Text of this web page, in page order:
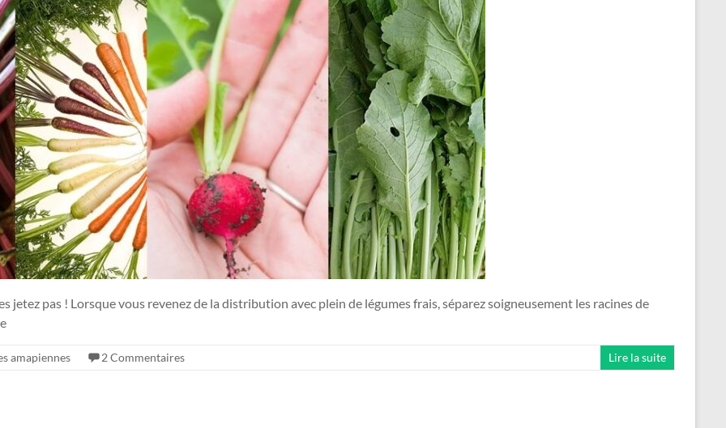
jetez pas ! Lorsque vous revenez de la distribution avec plein de légumes frais, séparez soigneusement les racines de
amapiennes 2 Commentaires Lire la suite